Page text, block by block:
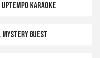
Karaoke
Mystery Guest